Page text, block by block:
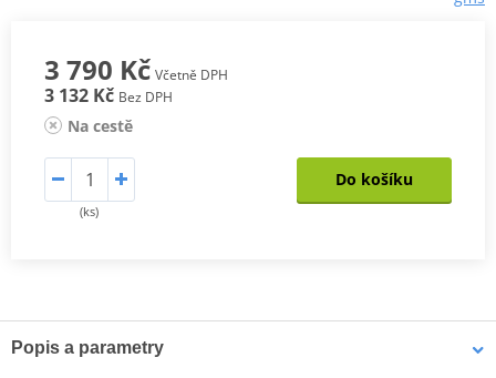
3 790 Kč Včetně DPH
3 132 Kč Bez DPH
Na cestě
(ks)
Do košíku
Popis a parametry